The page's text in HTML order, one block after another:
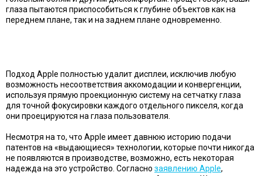
глаза пытаются приспособиться к глубине объектов как на
переднем плане, так и на заднем плане одновременно.
Подход Apple полностью удалит дисплеи, исключив любую
возможность несоответствия аккомодации и конвергенции,
используя прямую проекционную систему на сетчатку глаза
для точной фокусировки каждого отдельного пикселя, когда
они проецируются на глаза пользователя.
Несмотря на то, что Apple имеет давнюю историю подачи
патентов на «выдающиеся» технологии, которые почти никогда
не появляются в производстве, возможно, есть некоторая
надежда на это устройство. Согласно заявлению Apple,